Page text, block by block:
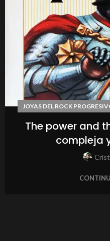
JOYAS DEL ROCK
The power and
compleja